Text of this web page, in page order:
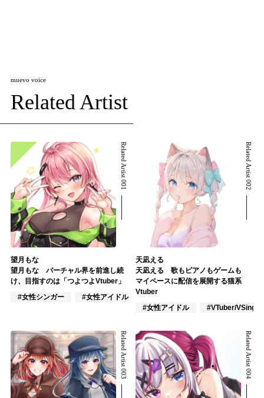
muevo voice
Related Artist
Related Artist 001
望月もな
望月もな バーチャル界を前進し続
け、目指すのは「つよつよVtuber」
#女性シンガー
#女性アイドル
Related Artist 002
天凪える
天凪える 歌もピアノもゲームも
マイペースに配信を展開する猫系
Vtuber
#女性アイドル
#VTuber/VSinger
Related Artist 003 Related Artist 004